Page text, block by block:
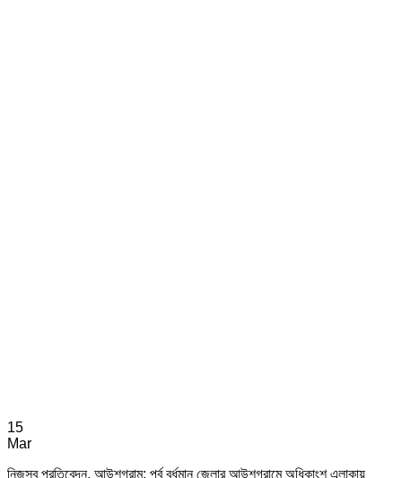
15
Mar
নিজস্ব প্রতিবেদন, আউশগ্রাম: পূর্ব বর্ধমান জেলার আউশগ্রামে অধিকাংশ এলাকায়